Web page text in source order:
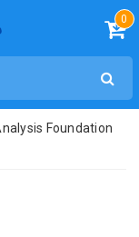
0
Foundation